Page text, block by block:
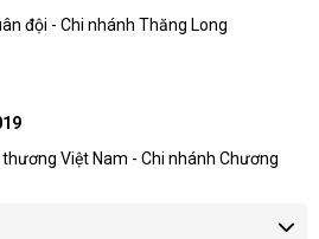
đội - Chi nhánh Thăng Long
Việt Nam - Chi nhánh Chương